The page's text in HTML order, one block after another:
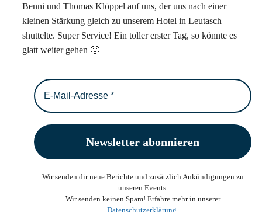
Benni und Thomas Klöppel auf uns, der uns nach einer
kleinen Stärkung gleich zu unserem Hotel in Leutasch
shuttelte. Super Service! Ein toller erster Tag, so könnte es
glatt weiter gehen 🙂
Wir senden dir neue Berichte und zusätzlich Ankündigungen zu
unseren Events.
Wir senden keinen Spam! Erfahre mehr in unserer
Datenschutzerklärung